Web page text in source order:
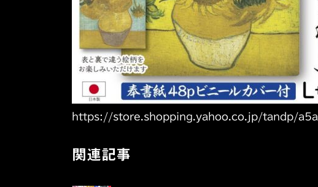
https://store.shopping.yahoo.co.jp/tandp/
関連記事